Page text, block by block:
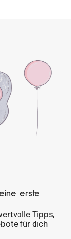
erste
Tipps,
für dich